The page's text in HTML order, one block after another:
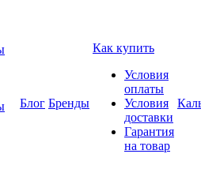
Блог Бренды
Как купить
Условия
оплаты
Условия
доставки
Гарантия
на товар